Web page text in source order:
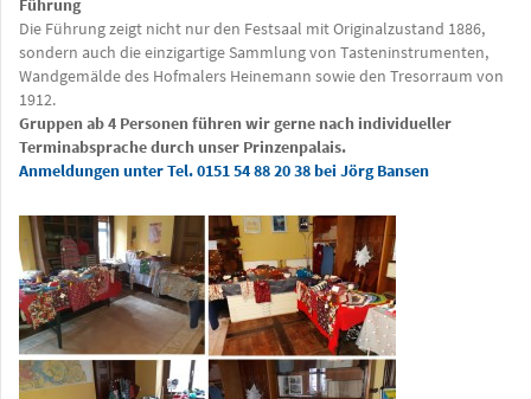
Führung
Die Führung zeigt nicht nur den Festsaal mit Originalzustand 1886,
sondern auch die einzigartige Sammlung von Tasteninstrumenten,
Wandgemälde des Hofmalers Heinemann sowie den Tresorraum von
1912.
Gruppen ab 4 Personen führen wir gerne nach individueller
Terminabsprache durch unser Prinzenpalais.
Anmeldungen unter Tel. 0151 54 88 20 38bei Jörg Bansen